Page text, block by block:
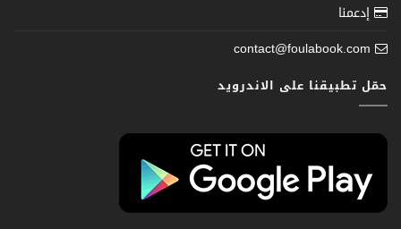
إدعمنا
contact@foulabook.com
حمّل تطبيقنا على الاندرويد